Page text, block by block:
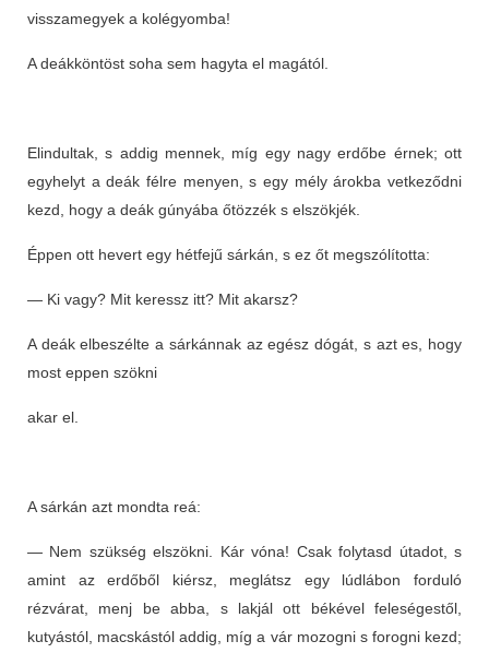
visszamegyek a kolégyomba!
A deákköntöst soha sem hagyta el magától.
Elindultak, s addig mennek, míg egy nagy erdőbe érnek; ott
egyhelyt a deák félre menyen, s egy mély árokba vetkeződni
kezd, hogy a deák gúnyába őtözzék s elszökjék.
Éppen ott hevert egy hétfejű sárkán, s ez őt megszólította:
— Ki vagy? Mit keressz itt? Mit akarsz?
A deák elbeszélte a sárkánnak az egész dógát, s azt es, hogy
most eppen szökni
akar el.
A sárkán azt mondta reá:
— Nem szükség elszökni. Kár vóna! Csak folytasd útadot, s
amint az erdőből kiérsz, meglátsz egy lúdlábon forduló
rézvárat, menj be abba, s lakjál ott békével feleségestől,
kutyástól, macskástól addig, míg a vár mozogni s forogni kezd;